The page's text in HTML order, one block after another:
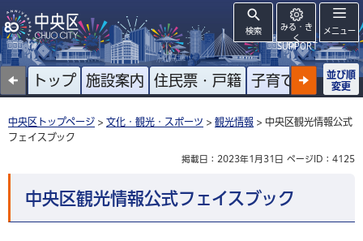
検索
みる・き
く
SUPPORT
メニュー
トップ 施設案内 住民票・戸籍 子育て 高齢者
並び順
変更
中央区トップページ > 文化・観光・スポーツ > 観光情報 > 中央区観光情報公式
フェイスブック
掲載日：2023年1月31日 ページID：4125
中央区観光情報公式フェイスブック